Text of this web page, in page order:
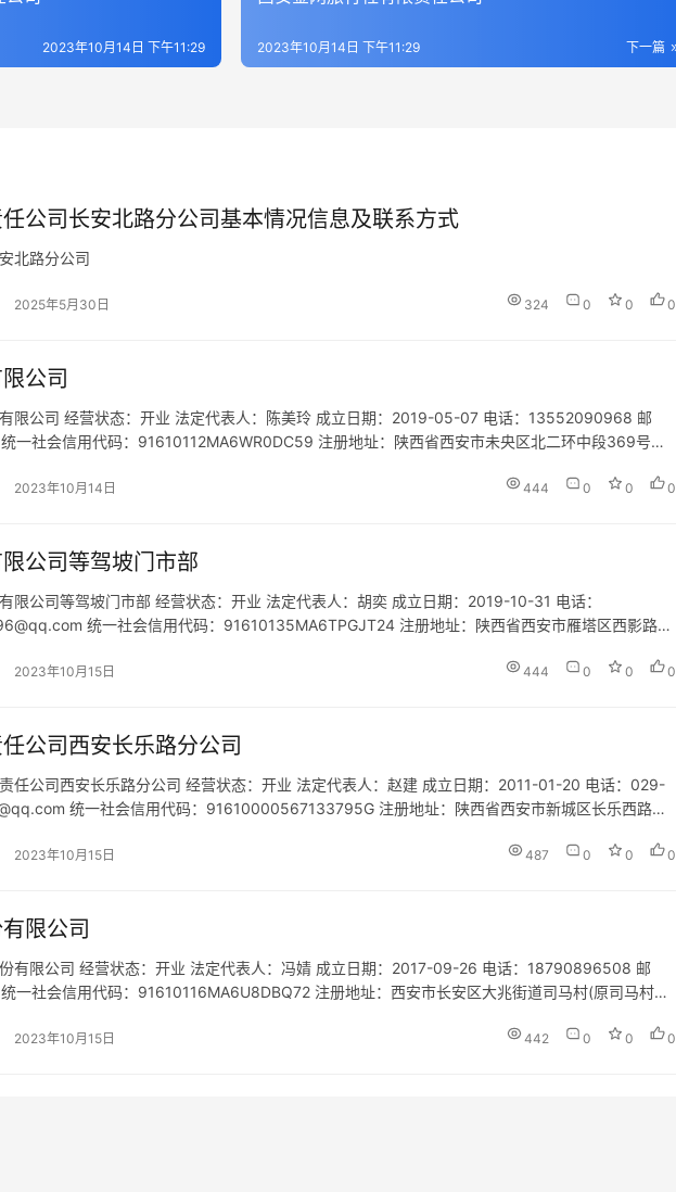
2023年10月14日 下午11:29 下一篇
2023年10月14日 下午11:29
公司长安北路分公司基本情况信息及联系方式
北路分公司
2025年5月30日 324 0 0 0
公司
限公司 经营状态：开业 法定代表人：陈美玲 成立日期：2019-05-07 电话：13552090968 邮
社会信用代码：91610112MA6WR0DC59 注册地址：陕西省西安市未央区北二环中段369号华
2023年10月14日 444 0 0 0
公司等驾坡门市部
限公司等驾坡门市部 经营状态：开业 法定代表人：胡奕 成立日期：2019-10-31 电话：
统一社会信用代码：91610135MA6TPGJT24 注册地址：陕西省西安市雁塔区西影路阳
2023年10月15日 444 0 0 0
公司西安长乐路分公司
任公司西安长乐路分公司 经营状态：开业 法定代表人：赵建 成立日期：2011-01-20 电话：029-
统一社会信用代码：91610000567133795G 注册地址：陕西省西安市新城区长乐西路
2023年10月15日 487 0 0 0
限公司
有限公司 经营状态：开业 法定代表人：冯婧 成立日期：2017-09-26 电话：18790896508 邮
社会信用代码：91610116MA6U8DBQ72 注册地址：西安市长安区大兆街道司马村(原司马村初
2023年10月15日 442 0 0 0